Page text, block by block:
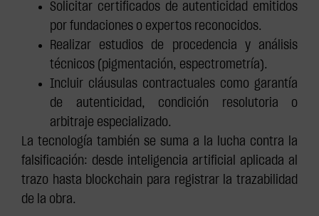
Solicitar certificados de autenticidad emitidos
por fundaciones o expertos reconocidos.
Realizar estudios de procedencia y análisis
técnicos (pigmentación, espectrometría).
Incluir cláusulas contractuales como garantía
de autenticidad, condición resolutoria o
arbitraje especializado.
La tecnología también se suma a la lucha contra la
falsificación: desde inteligencia artificial aplicada al
trazo hasta blockchain para registrar la trazabilidad
de la obra.